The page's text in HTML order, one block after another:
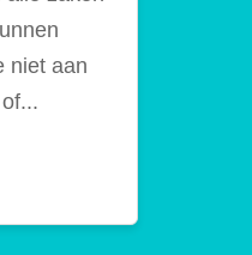
niet aan